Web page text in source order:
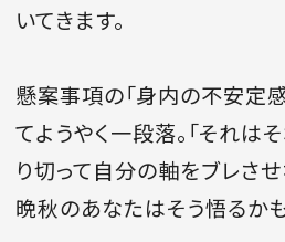
いてきます。
懸案事項の「身内の不安定
てようやく一段落。「それは
り切って自分の軸をブレさせ
晩秋のあなたはそう悟るか